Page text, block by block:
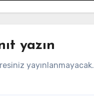
yazın
yayınlanmayacak.